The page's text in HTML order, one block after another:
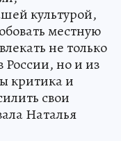
культурой,
местную
не только
России, но и из
критика и
свои
Наталья